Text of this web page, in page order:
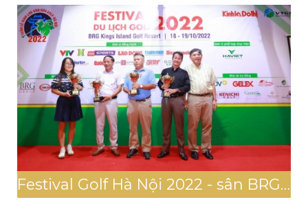
Festival Golf Hà Nội 2022 - sân BRG King's Island